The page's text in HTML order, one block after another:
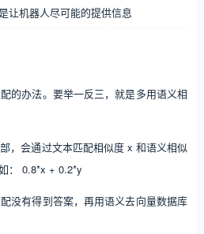
让机器人尽可能的提供信息
的办法。要举一反三，就是多用语义相
，会通过文本匹配相似度 x 和语义相似
： 0.8*x + 0.2*y
没有得到答案，再用语义去向量数据库